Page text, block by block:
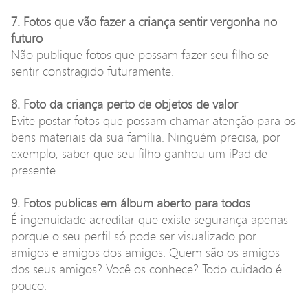
7. Fotos que vão fazer a criança sentir vergonha no
futuro
Não publique fotos que possam fazer seu filho se
sentir constragido futuramente.
8. Foto da criança perto de objetos de valor
Evite postar fotos que possam chamar atenção para os
bens materiais da sua família. Ninguém precisa, por
exemplo, saber que seu filho ganhou um iPad de
presente.
9. Fotos publicas em álbum aberto para todos
É ingenuidade acreditar que existe segurança apenas
porque o seu perfil só pode ser visualizado por
amigos e amigos dos amigos. Quem são os amigos
dos seus amigos? Você os conhece? Todo cuidado é
pouco.